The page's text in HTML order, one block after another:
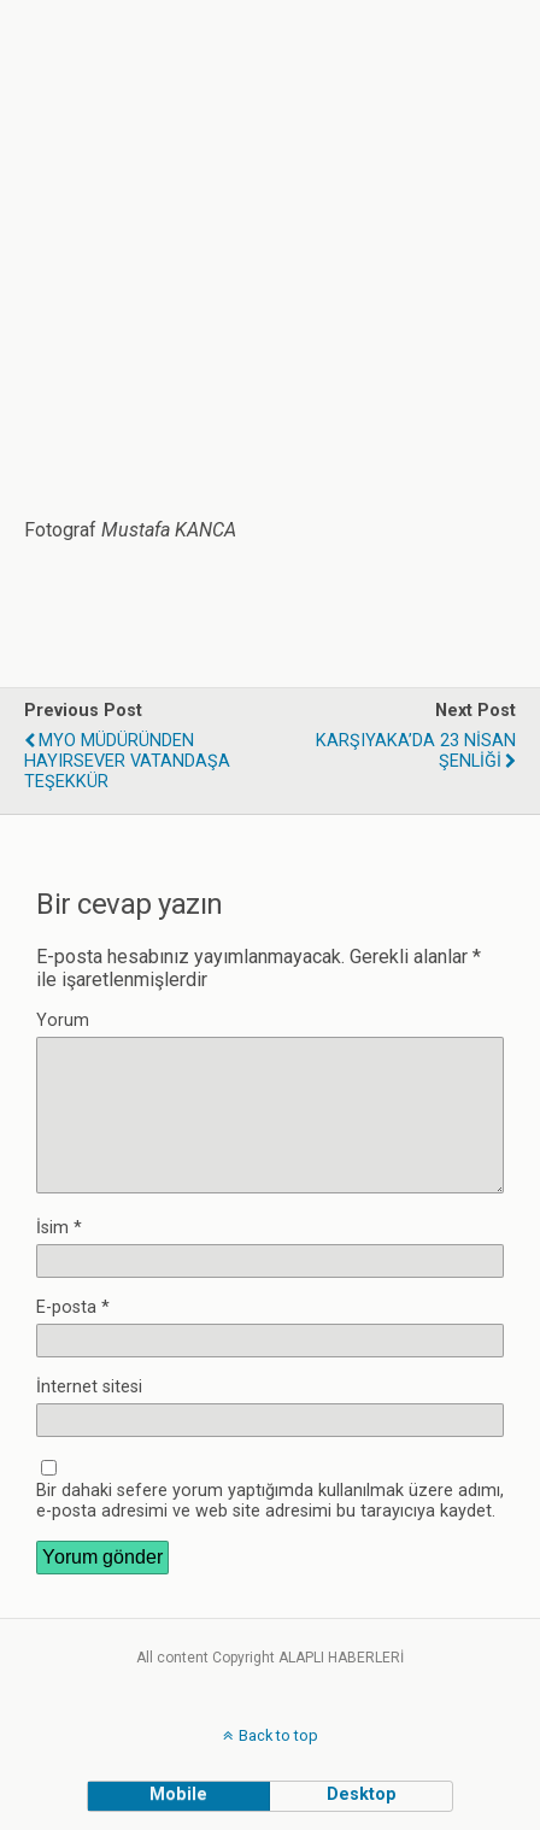
Fotograf Mustafa KANCA
Previous Post
MYO MÜDÜRÜNDEN
HAYIRSEVER VATANDAŞA
TEŞEKKÜR
Next Post
KARŞIYAKA’DA 23 NİSAN
ŞENLİĞİ
Bir cevap yazın
E-posta hesabınız yayımlanmayacak. Gerekli alanlar *
ile işaretlenmişlerdir
Yorum
İsim *
E-posta *
İnternet sitesi
Bir dahaki sefere yorum yaptığımda kullanılmak üzere adımı,
e-posta adresimi ve web site adresimi bu tarayıcıya kaydet.
All content Copyright ALAPLI HABERLERİ
Back to top
Mobile Desktop